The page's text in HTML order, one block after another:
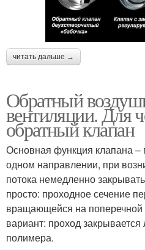
читать дальше →
Обратный
вентиляции. Для
обратный клапан
Основная функция клапана –
одном направлении, при
потока немедленно
просто: проходное сечение
вращающейся на поперечной
вариант: проход закрывается
полимера.